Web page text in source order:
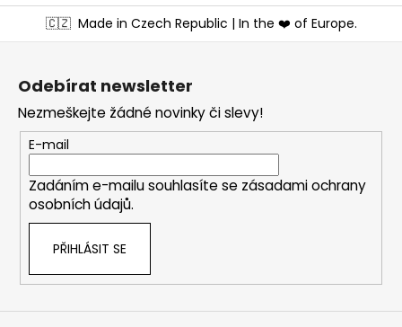
Z
á
🇨🇿 Made in Czech Republic | In the ❤️ of Europe.
Odebírat newsletter
Nezmeškejte žádné novinky či slevy!
E-mail
Zadáním e-mailu souhlasíte se zásadami ochrany
osobních údajů.
PŘIHLÁSIT SE